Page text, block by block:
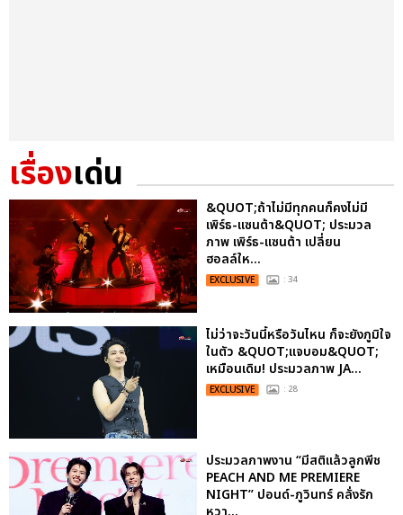
เรื่องเด่น
&QUOT;ถ้าไม่มีทุกคนก็คงไม่มี
เพิร์ธ-แซนต้า&QUOT; ประมวล
ภาพ เพิร์ธ-แซนต้า เปลี่ยน
ฮอลล์ให...
EXCLUSIVE : 34
ไม่ว่าจะวันนี้หรือวันไหน ก็จะยังภูมิใจ
ในตัว &QUOT;แจบอม&QUOT;
เหมือนเดิม! ประมวลภาพ JA...
EXCLUSIVE : 28
ประมวลภาพงาน “มีสติแล้วลูกพีช
PEACH AND ME PREMIERE
NIGHT” ปอนด์-ภูวินทร์ คลั่งรัก